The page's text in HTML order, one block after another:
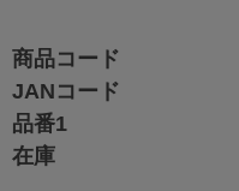
商品コード
JANコード
品番1
在庫